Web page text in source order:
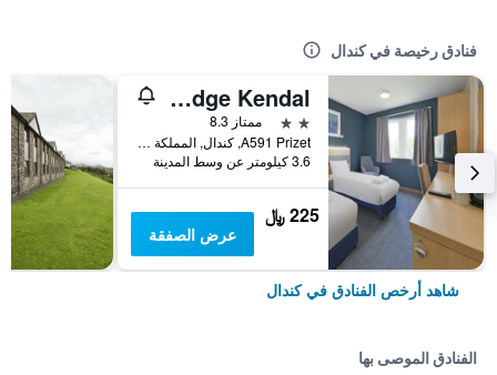
فنادق رخيصة في كندال
Travelodge Kendal
2 نجمتين
ممتاز 8.3
A591 Prizet, كندال, المملكة المتحدة
3.6 كيلومتر عن وسط المدينة
225 ﷼
عرض الصفقة
شاهد أرخص الفنادق في كندال
الفنادق الموصى بها